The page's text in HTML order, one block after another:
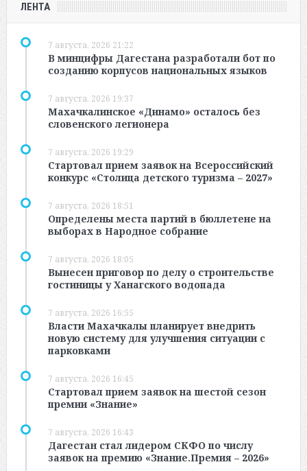
ЛЕНТА
7 августа, 2026 21:22
В минцифры Дагестана разработали бот по
созданию корпусов национальных языков
7 августа, 2026 19:37
Махачкалинское «Динамо» осталось без
словенского легионера
7 августа, 2026 19:29
Стартовал прием заявок на Всероссийский
конкурс «Столица детского туризма – 2027»
7 августа, 2026 18:51
Определены места партий в бюллетене на
выборах в Народное собрание
7 августа, 2026 18:05
Вынесен приговор по делу о строительстве
гостиницы у Ханагского водопада
7 августа, 2026 16:55
Власти Махачкалы планирует внедрить
новую систему для улучшения ситуации с
парковками
7 августа, 2026 16:45
Стартовал прием заявок на шестой сезон
премии «Знание»
7 августа, 2026 16:43
Дагестан стал лидером СКФО по числу
заявок на премию «Знание.Премия – 2026»